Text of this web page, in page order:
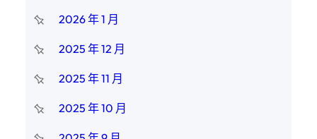
2026 年 1 月
2025 年 12 月
2025 年 11 月
2025 年 10 月